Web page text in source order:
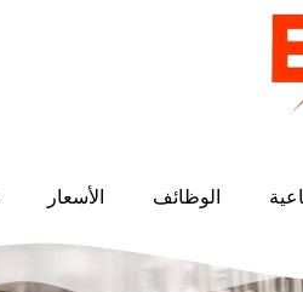
الوظائف الأسعار